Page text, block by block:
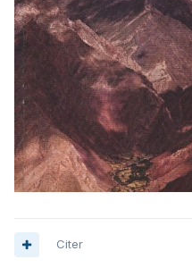
Citer